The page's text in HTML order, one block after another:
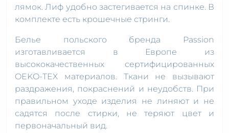
лямок. Лиф удобно застегивается на спинке. В
комплекте есть крошечные стринги.
Белье польского бренда Passion
изготавливается в Европе из
высококачественных сертифицированных
OEKO-TEX материалов. Ткани не вызывают
раздражения, покраснений и неудобств. При
правильном уходе изделия не линяют и не
садятся после стирки, не теряют цвет и
первоначальный вид.